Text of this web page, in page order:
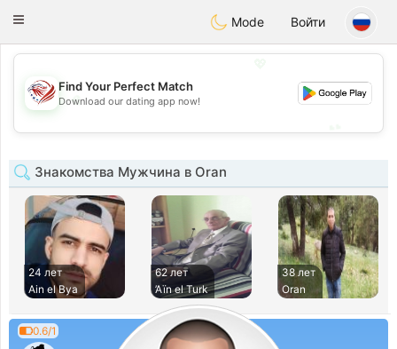
Dating
Toggle
Mode Войти
💕
Find Your Perfect Match
Download our dating app now!
Знакомства Мужчина в Oran
24 лет
Ain el Bya
62 лет
’Aïn el Turk
38 лет
Oran
0.6/1